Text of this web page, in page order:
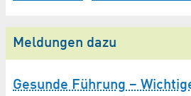
Meldungen dazu
Gesunde Führung –